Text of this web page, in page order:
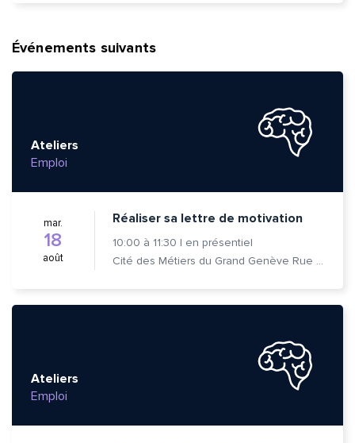
Événements suivants
Ateliers
Emploi
mar.
18
août
Réaliser sa lettre de motivation
10:00 à 11:30 | en présentiel
Cité des Métiers du Grand Genève Rue Prévost-Martin 6 1205 Genève
Ateliers
Emploi